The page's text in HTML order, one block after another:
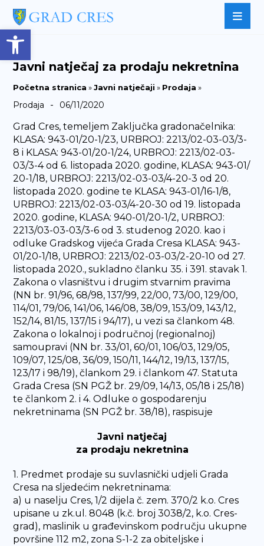
Open toolbar
Javni natječaj za prodaju nekretnina
Početna stranica »Javni natječaji » Prodaja »
Prodaja - 06/11/2020
Grad Cres, temeljem Zaključka gradonačelnika:
KLASA: 943-01/20-1/23, URBROJ: 2213/02-03-03/3-
8 i KLASA: 943-01/20-1/24, URBROJ: 2213/02-03-
03/3-4 od 6. listopada 2020. godine, KLASA: 943-01/
20-1/18, URBROJ: 2213/02-03-03/4-20-3 od 20.
listopada 2020. godine te KLASA: 943-01/16-1/8,
URBROJ: 2213/02-03-03/4-20-30 od 19. listopada
2020. godine, KLASA: 940-01/20-1/2, URBROJ:
2213/03-03-03/3-6 od 3. studenog 2020. kao i
odluke Gradskog vijeća Grada Cresa KLASA: 943-
01/20-1/18, URBROJ: 2213/02-03-03/2-20-10 od 27.
listopada 2020., sukladno članku 35. i 391. stavak 1.
Zakona o vlasništvu i drugim stvarnim pravima
(NN br. 91/96, 68/98, 137/99, 22/00, 73/00, 129/00,
114/01, 79/06, 141/06, 146/08, 38/09, 153/09, 143/12,
152/14, 81/15, 137/15 i 94/17), u vezi sa člankom 48.
Zakona o lokalnoj i područnoj (regionalnoj)
samoupravi (NN br. 33/01, 60/01, 106/03, 129/05,
109/07, 125/08, 36/09, 150/11, 144/12, 19/13, 137/15,
123/17 i 98/19), člankom 29. i člankom 47. Statuta
Grada Cresa (SN PGŽ br. 29/09, 14/13, 05/18 i 25/18)
te člankom 2. i 4. Odluke o gospodarenju
nekretninama (SN PGŽ br. 38/18), raspisuje
Javni natječaj
za prodaju nekretnina
1. Predmet prodaje su suvlasnički udjeli Grada
Cresa na sljedećim nekretninama:
a) u naselju Cres, 1/2 dijela č. zem. 370/2 k.o. Cres
upisane u zk.ul. 8048 (k.č. broj 3038/2, k.o. Cres-
grad), maslinik u građevinskom području ukupne
površine 112 m2, zona S-1-2 za obiteljske i